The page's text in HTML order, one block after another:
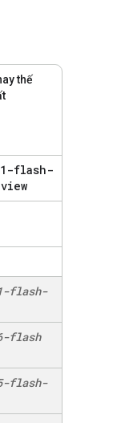
thế
1-flash-
flash-
flash
flash-